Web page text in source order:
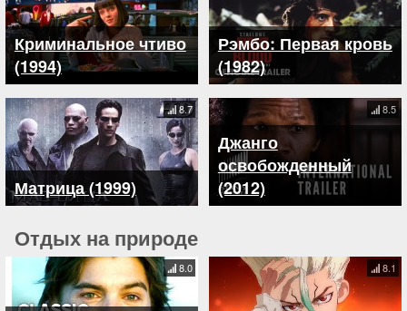
Криминальное чтиво
(1994)
Рэмбо: Первая кровь
(1982)
Матрица (1999)
8.7
Джанго
освобожденный
(2012)
8.5
Отдых на природе
8.0 8.1